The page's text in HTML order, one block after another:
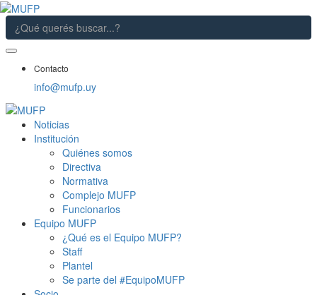
Contacto
info@mufp.uy
Noticias
Institución
Quiénes somos
Directiva
Normativa
Complejo MUFP
Funcionarios
Equipo MUFP
¿Qué es el Equipo MUFP?
Staff
Plantel
Se parte del #EquipoMUFP